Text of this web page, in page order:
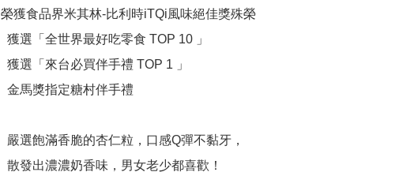
榮獲食品界米其林-比利時iTQi風味絕佳獎殊榮
  散發出濃濃奶香味，男女老少都喜歡！